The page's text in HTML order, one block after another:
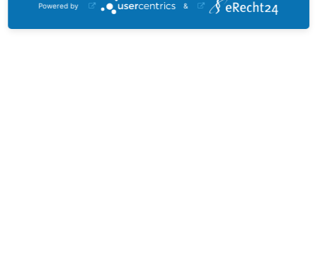
Powered by &